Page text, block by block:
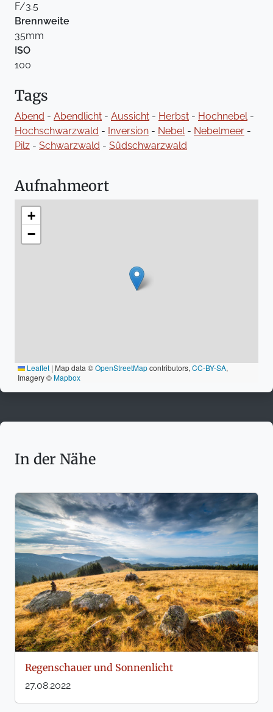
F/3.5
Brennweite
35mm
ISO
100
Tags
Abend - Abendlicht - Aussicht - Herbst - Hochnebel-
Hochschwarzwald - Inversion - Nebel- Nebelmeer -
Pilz - Schwarzwald - Südschwarzwald
Aufnahmeort
+
−
Leaflet | Map data ©OpenStreetMapcontributors, CC-BY-SA,
Imagery ©Mapbox
In der Nähe
Regenschauer und Sonnenlicht
27.08.2022